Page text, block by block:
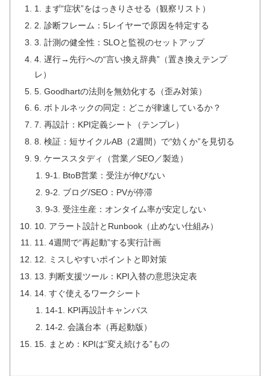
1. まず“症状”をはっきりさせる（観察リスト）
2. 診断フレーム：5レイヤーで原因を特定する
3. 計測の健全性：SLOと監視のセットアップ
4. 遅行→先行への“言い換え辞典”（置き換えテンプ
レ）
5. Goodhartの法則を無効化する（歪み対策）
6. ボトルネックの同定：どこが律速しているか？
7. 再設計：KPI定義シート（テンプレ）
8. 検証：短サイクルAB（2週間）で“効くか”を見切る
9. ケーススタディ（営業／SEO／製造）
9-1. BtoB営業：受注が伸びない
9-2. ブログ/SEO：PVが停滞
9-3. 受注生産：オンタイム率が安定しない
10. アラート設計とRunbook（止めない仕組み）
11. 4週間で“再起動”する実行計画
12. ミスしやすいポイントと即対策
13. 判断支援ツール：KPI入替の意思決定表
14. すぐ使えるワークシート
14-1. KPI再設計キャンバス
14-2. 会議台本（再起動版）
15. まとめ：KPIは“変え続ける”もの